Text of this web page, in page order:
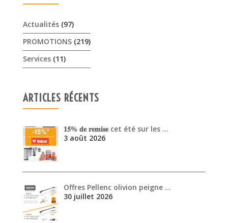
ARTICLES RÉCENTS
𝟏𝟓% 𝐝𝐞 𝐫𝐞𝐦𝐢𝐬𝐞 cet été sur les …
3 août 2026
30 juillet 2026
30 juin 2026